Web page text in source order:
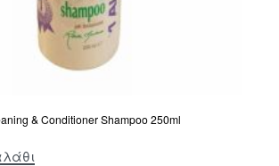
& Conditioner Shampoo 250ml